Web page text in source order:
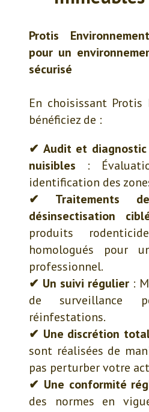
Protis
pour un
sécurisé
En choisissant Protis
bénéficiez de :
✔ Audit et
nuisibles :
identification des
✔ Traitements
désinsectisation
produits
homologués pour
professionnel.
✔ Un suivi régulier :
de surveillance
réinfestations.
✔ Une discrétion
sont réalisées de
pas perturber votre
✔ Une conformité
des normes en